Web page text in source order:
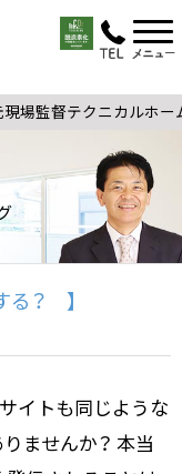
場監督テクニカルホー
る？ 】
イトも同じような
りませんか？ 本当